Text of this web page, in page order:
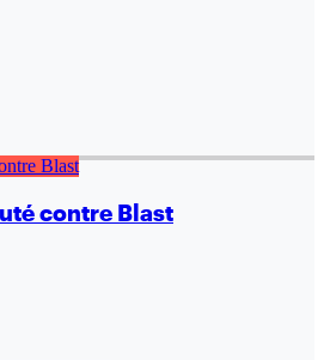
contre Blast